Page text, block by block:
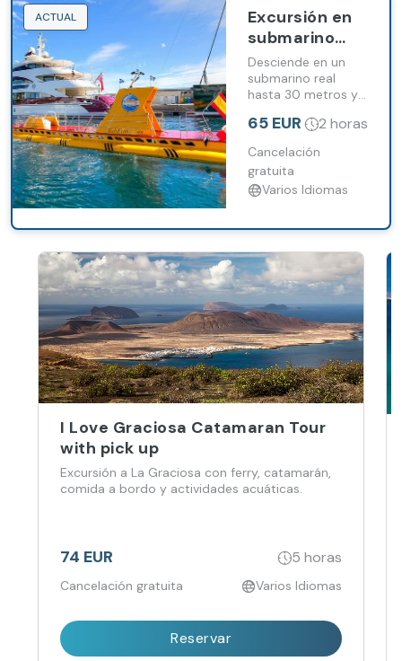
ACTUAL
Excursión en
submarino
desde Puerto
Calero
Desciende en un
submarino real
hasta 30 metros y
marina frente a la
65 EUR 2 horas
Cancelación
gratuita
Varios Idiomas
I Love Graciosa Catamaran Tour
with pick up
Excursión a La Graciosa con ferry, catamarán,
comida a bordo y actividades acuáticas.
74 EUR 5 horas
Cancelación gratuita Varios Idiomas
Reservar